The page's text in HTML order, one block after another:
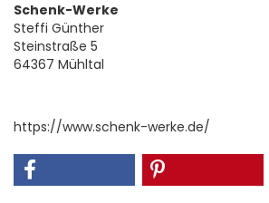
Schenk-Werke
Steffi Günther
Steinstraße 5
64367 Mühltal
https://www.schenk-werke.de/